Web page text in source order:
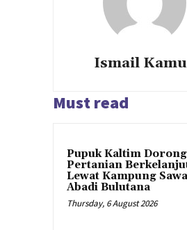
Ismail
Must read
Pupuk Kaltim Dorong
Pertanian
Lewat Kampung
Abadi Bulutana
Thursday, 6 August 2026